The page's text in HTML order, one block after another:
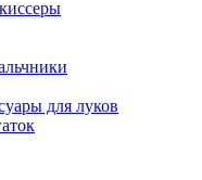
для луков